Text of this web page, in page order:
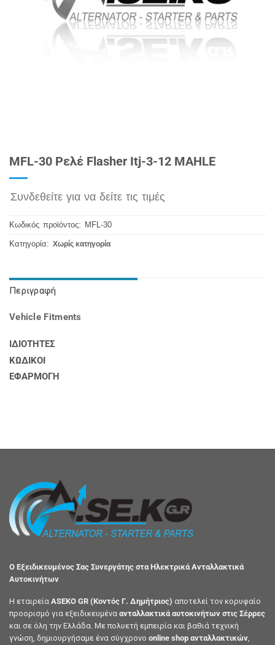
MFL-30 Ρελέ Flasher Itj-3-12 MAHLE
Συνδεθείτε για να δείτε τις τιμές
Κωδικός προϊόντος: MFL-30
Κατηγορία: Χωρίς κατηγορία
Περιγραφή
Vehicle Fitments
ΙΔΙΟΤΗΤΕΣ
ΚΩΔΙΚΟΙ
ΕΦΑΡΜΟΓΗ
Ο Εξειδικευμένος Σας Συνεργάτης στα Ηλεκτρικά Ανταλλακτικά
Αυτοκινήτων
Η εταιρεία ASEKO GR (Κοντός Γ. Δημήτριος) αποτελεί τον κορυφαίο
προορισμό για εξειδικευμένα ανταλλακτικά αυτοκινήτων στις Σέρρες
και σε όλη την Ελλάδα. Με πολυετή εμπειρία και βαθιά τεχνική
γνώση, δημιουργήσαμε ένα σύγχρονο online shop ανταλλακτικών,